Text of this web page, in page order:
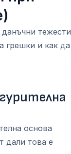
тежести
грешки и как да
основа
дали това е